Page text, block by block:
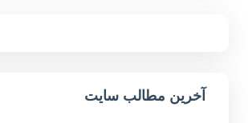
آخرین مطالب سایت